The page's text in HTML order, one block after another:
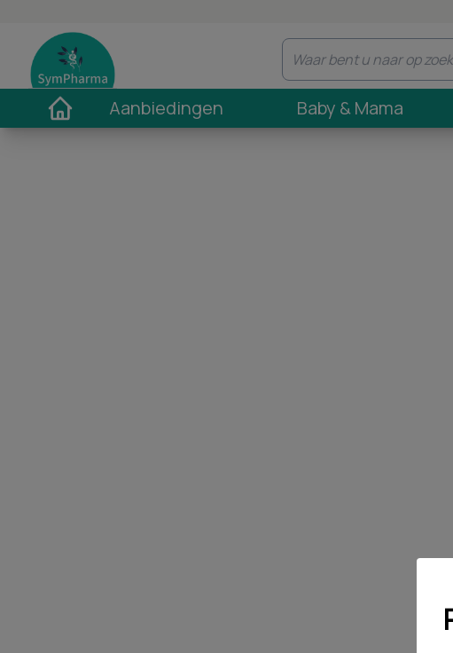
Aanbiedingen Baby & Mama